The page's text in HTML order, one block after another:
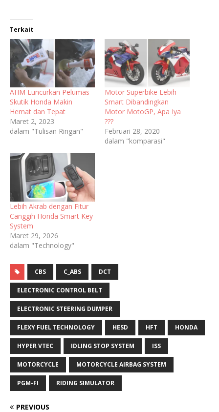
Terkait
AHM Luncurkan Pelumas
Skutik Honda Makin
Hemat dan Tepat
Maret 2, 2023
dalam "Tulisan Ringan"
Motor Superbike Lebih
Smart Dibandingkan
Motor MotoGP, Apa Iya
???
Februari 28, 2020
dalam "komparasi"
Lebih Akrab dengan Fitur
Canggih Honda Smart Key
System
Maret 29, 2026
dalam "Technology"
CBS C_ABS DCT
ELECTRONIC CONTROL BELT
ELECTRONIC STEERING DUMPER
FLEXY FUEL TECHNOLOGY HESD HFT HONDA
HYPER VTEC IDLING STOP SYSTEM ISS
MOTORCYCLE MOTORCYCLE AIRBAG SYSTEM
PGM-FI RIDING SIMULATOR
PREVIOUS